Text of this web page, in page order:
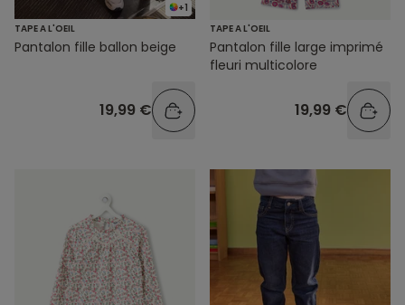
+1
TAPE A L'OEIL
Pantalon fille ballon beige
19,99 €
TAPE A L'OEIL
Pantalon fille large imprimé
fleuri multicolore
19,99 €